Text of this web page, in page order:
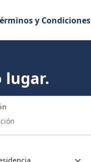
y Condiciones
lugar.